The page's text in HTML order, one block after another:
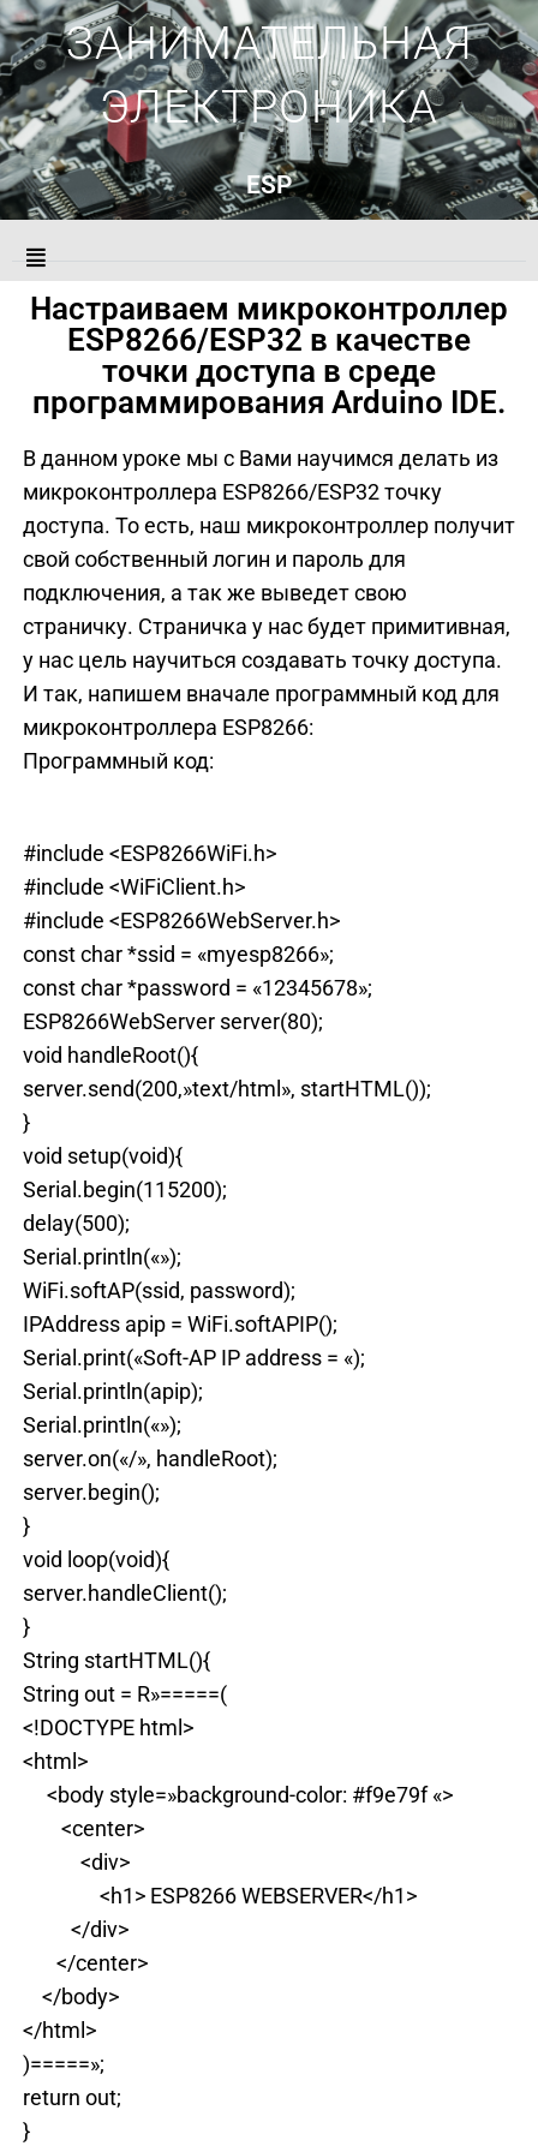
ЗАНИМАТЕЛЬНАЯ
ЭЛЕКТРОНИКА
ESP
Настраиваем микроконтроллер
ESP8266/ESP32 в качестве
точки доступа в среде
программирования Arduino IDE.
В данном уроке мы с Вами научимся делать из
микроконтроллера ESP8266/ESP32 точку
доступа. То есть, наш микроконтроллер получит
свой собственный логин и пароль для
подключения, а так же выведет свою
страничку. Страничка у нас будет примитивная,
у нас цель научиться создавать точку доступа.
И так, напишем вначале программный код для
микроконтроллера ESP8266:
Программный код:
#include <ESP8266WiFi.h>
#include <WiFiClient.h>
#include <ESP8266WebServer.h>
const char *ssid = «myesp8266»;
const char *password = «12345678»;
ESP8266WebServer server(80);
void handleRoot(){
server.send(200,»text/html», startHTML());
}
void setup(void){
Serial.begin(115200);
delay(500);
Serial.println(«»);
WiFi.softAP(ssid, password);
IPAddress apip = WiFi.softAPIP();
Serial.print(«Soft-AP IP address = «);
Serial.println(apip);
Serial.println(«»);
server.on(«/», handleRoot);
server.begin();
}
void loop(void){
server.handleClient();
}
String startHTML(){
String out = R»=====(
<!DOCTYPE html>
<html>
<body style=»background-color: #f9e79f «>
<center>
<div>
<h1> ESP8266 WEBSERVER</h1>
</div>
</center>
</body>
</html>
)=====»;
return out;
}